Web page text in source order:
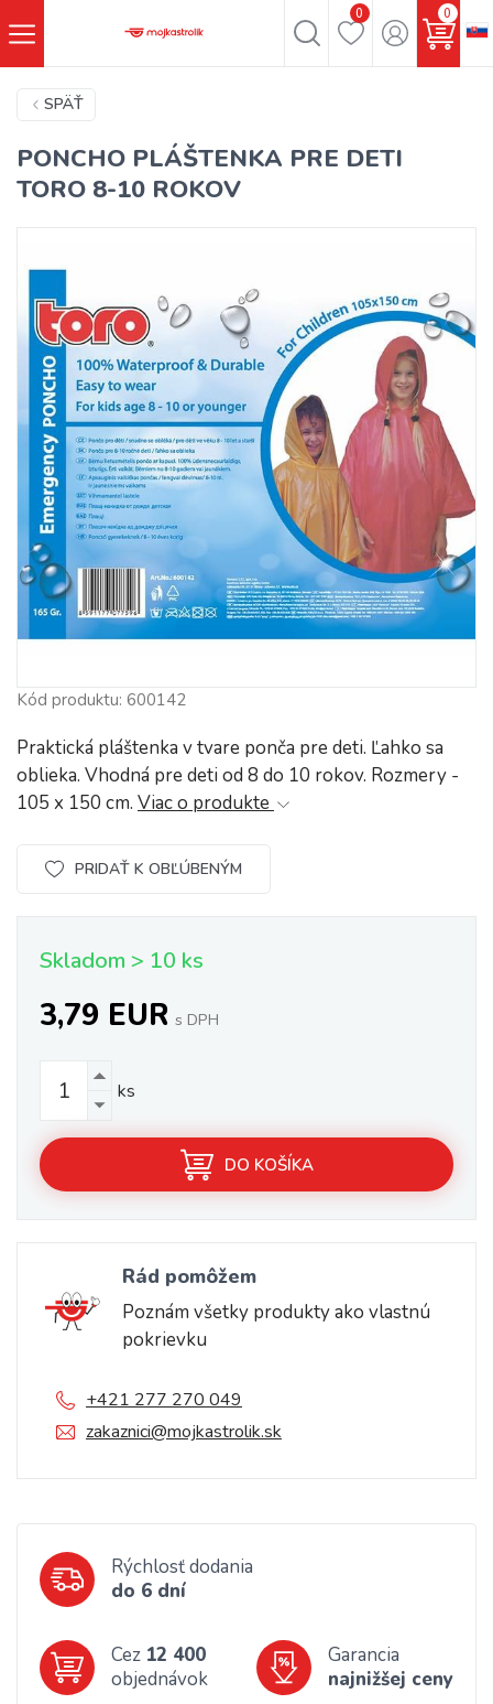
0 0
SPÄŤ
PONCHO PLÁŠTENKA PRE DETI
TORO 8-10 ROKOV
Kód produktu: 600142
Praktická pláštenka v tvare ponča pre deti. Ľahko sa
oblieka. Vhodná pre deti od 8 do 10 rokov. Rozmery -
105 x 150 cm. Viac o produkte
PRIDAŤ K OBĽÚBENÝM
Skladom > 10 ks
3,79 EUR s DPH
ks
DO KOŠÍKA
Rád pomôžem
Poznám všetky produkty ako vlastnú
pokrievku
+421 277 270 049
zakaznici@mojkastrolik.sk
Rýchlosť dodania
do 6 dní
Cez 12 400
objednávok
Garancia
najnižšej ceny